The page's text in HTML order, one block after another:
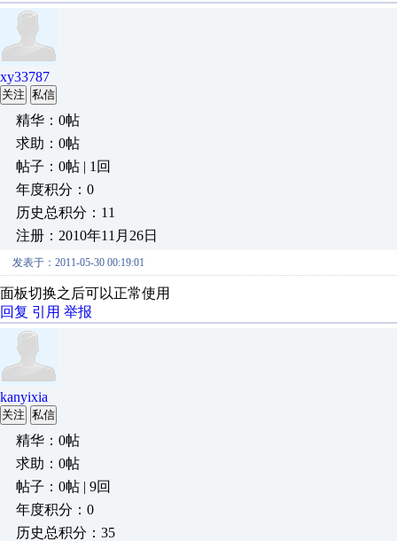
xy33787
关注 私信
精华：0帖
求助：0帖
帖子：0帖 | 1回
年度积分：0
历史总积分：11
注册：2010年11月26日
发表于：2011-05-30 00:19:01
面板切换之后可以正常使用
回复 引用 举报
kanyixia
关注 私信
精华：0帖
求助：0帖
帖子：0帖 | 9回
年度积分：0
历史总积分：35